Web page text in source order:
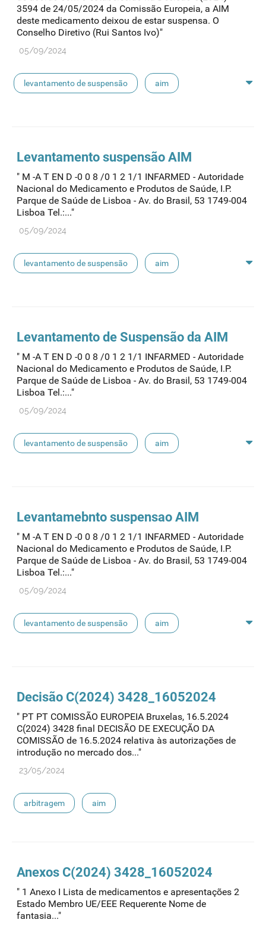
3594 de 24/05/2024 da Comissão Europeia, a AIM
deste medicamento deixou de estar suspensa. O
Conselho Diretivo (Rui Santos Ivo)"
05/09/2024
levantamento de suspensão aim
Levantamento suspensão AIM
" M -A T EN D -0 0 8 /0 1 2 1/1 INFARMED - Autoridade
Nacional do Medicamento e Produtos de Saúde, I.P.
Parque de Saúde de Lisboa - Av. do Brasil, 53 1749-004
Lisboa Tel.:..."
05/09/2024
levantamento de suspensão aim
Levantamento de Suspensão da AIM
" M -A T EN D -0 0 8 /0 1 2 1/1 INFARMED - Autoridade
Nacional do Medicamento e Produtos de Saúde, I.P.
Parque de Saúde de Lisboa - Av. do Brasil, 53 1749-004
Lisboa Tel.:..."
05/09/2024
levantamento de suspensão aim
Levantamebnto suspensao AIM
" M -A T EN D -0 0 8 /0 1 2 1/1 INFARMED - Autoridade
Nacional do Medicamento e Produtos de Saúde, I.P.
Parque de Saúde de Lisboa - Av. do Brasil, 53 1749-004
Lisboa Tel.:..."
05/09/2024
levantamento de suspensão aim
Decisão C(2024) 3428_16052024
" PT PT COMISSÃO EUROPEIA Bruxelas, 16.5.2024
C(2024) 3428 final DECISÃO DE EXECUÇÃO DA
COMISSÃO de 16.5.2024 relativa às autorizações de
introdução no mercado dos..."
23/05/2024
arbitragem aim
Anexos C(2024) 3428_16052024
" 1 Anexo I Lista de medicamentos e apresentações 2
Estado Membro UE/EEE Requerente Nome de
fantasia..."